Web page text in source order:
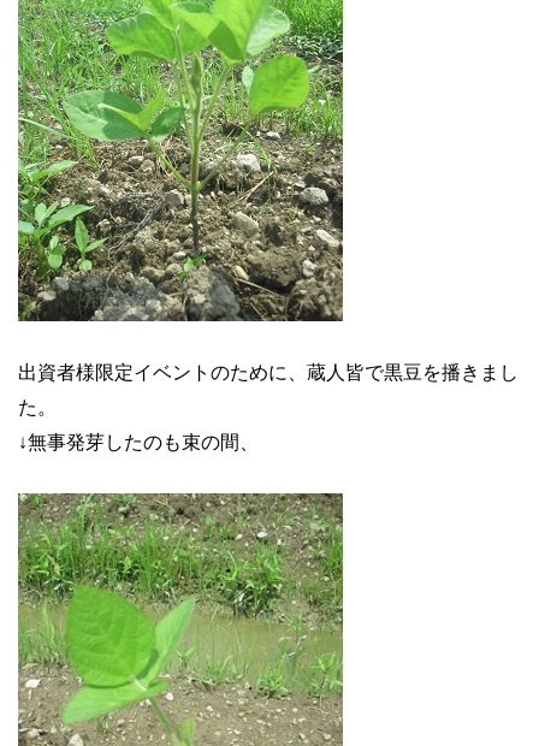
出資者様限定イベントのために、蔵人皆で黒豆を播きまし
た。
↓無事発芽したのも束の間、